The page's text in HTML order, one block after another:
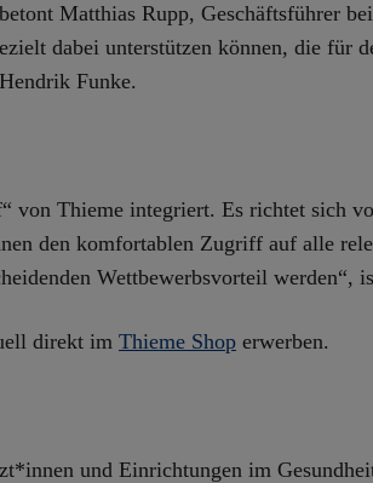
Matthias Rupp, Geschäftsführer
dabei unterstützen können, die für
Funke.
von Thieme integriert. Es richtet sich
den komfortablen Zugriff auf alle
Wettbewerbsvorteil werden“,
direkt im Thieme Shop erwerben.
und Einrichtungen im